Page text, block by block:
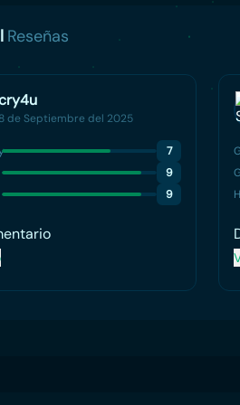
Reseñas
de Septiembre del 2025
7
9
9